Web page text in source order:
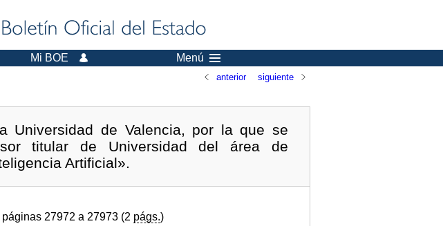
Mi BOE Menú
anterior siguiente
Universidad de Valencia, por la que se
titular de Universidad del área de
Artificial».
27972 a 27973 (2 págs.)